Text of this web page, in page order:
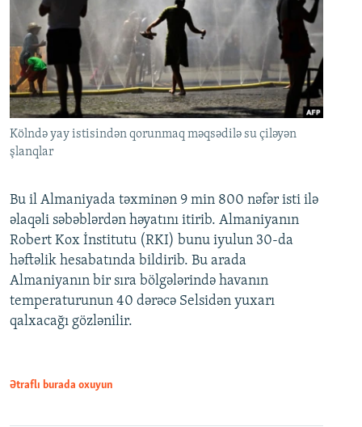
Kölndə yay istisindən qorunmaq məqsədilə su çiləyən
şlanqlar
Bu il Almaniyada təxminən 9 min 800 nəfər isti ilə
əlaqəli səbəblərdən həyatını itirib. Almaniyanın
Robert Kox İnstitutu (RKI) bunu iyulun 30-da
həftəlik hesabatında bildirib. Bu arada
Almaniyanın bir sıra bölgələrində havanın
temperaturunun 40 dərəcə Selsidən yuxarı
qalxacağı gözlənilir.
Ətraflı burada oxuyun